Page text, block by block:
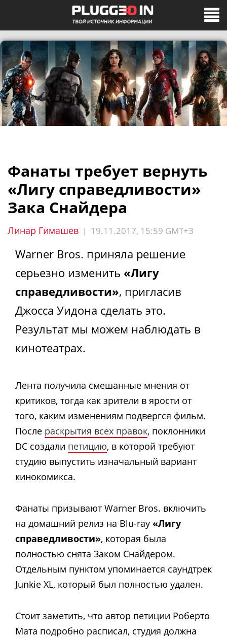
Фанаты требует вернуть
«Лигу справедливости»
Зака Снайдера
Линар Гимашев | 19.11.2017, 15:59 GMT+3
Warner Bros. приняла решение
серьезно изменить «Лигу
справедливости», пригласив
Джосса Уидона сделать это.
Результат мы можем наблюдать в
кинотеатрах.
Лента получила смешанные мнения от
критиков, тогда как зрители в ярости от
того, каким изменениям подвергся фильм.
После раскрытия всех правок, поклонники
DC создали петицию, в которой требуют
студию выпустить изначальный вариант
кинокомикса.
Фанаты призывают Warner Bros. включить
на домашний релиз на Blu-ray «Лигу
справедливости», которая была
полностью снята Заком Снайдером.
Отдельным пунктом упоминается саундтрек
Junkie XL, который был полностью удален.
Стоит заметить, что автор петиции Роберто
Мата подробно расписал, студия должна